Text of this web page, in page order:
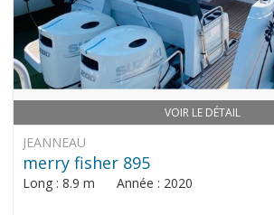
VOIR LE DÉTAIL
JEANNEAU
merry fisher 895
Long : 8.9 m Année : 2020